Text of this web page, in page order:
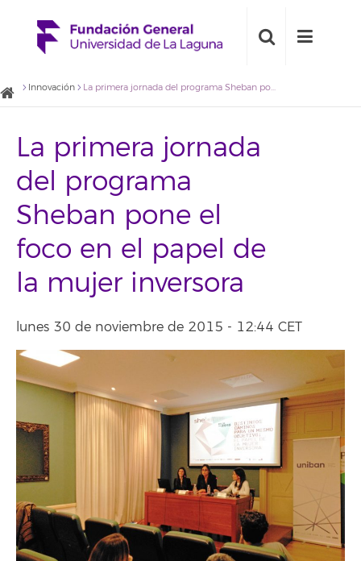
Innovación La primera jornada del programa Sheban pone el foco en el papel de la mujer inversora
La primera jornada
del programa
Sheban pone el
foco en el papel de
la mujer inversora
lunes 30 de noviembre de 2015 - 12:44 CET